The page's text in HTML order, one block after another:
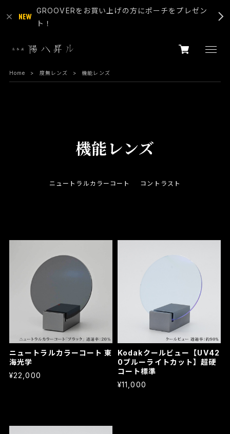
GROOVERをお買い上げの方にポーチをプレゼン
ト！
Home 度無レンズ 機能レンズ
機能レンズ
ニュートラルカラーコート コントラスト
ニュートラルカラーコート 東
海光学
¥22,000
Kodakクールビュー【UV42
0ブルーライトカット】超硬
コート標準
¥11,000